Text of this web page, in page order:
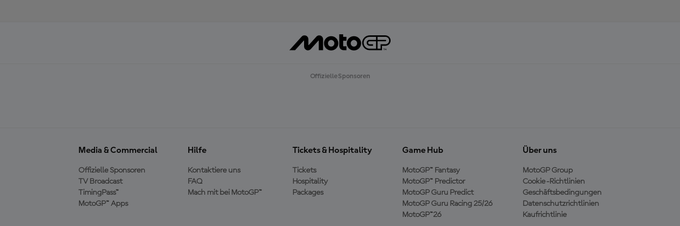
A
D
E
Offizielle Sponsoren
Media & Commercial
Offizielle Sponsoren
TV Broadcast
TimingPass™
MotoGP™ Apps
Hilfe
Kontaktiere uns
FAQ
Mach mit bei MotoGP™
Tickets & Hospitality
Tickets
Hospitality
Packages
Game Hub
MotoGP™ Fantasy
MotoGP™ Predictor
MotoGP Guru Predict
MotoGP Guru Racing 25/26
MotoGP™26
Über uns
MotoGP Group
Cookie-Richtlinien
Geschäftsbedingungen
Datenschutzrichtlinien
Kaufrichtlinie